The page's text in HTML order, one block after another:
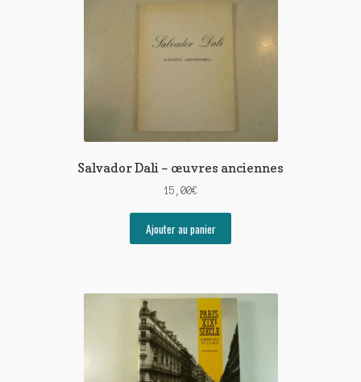
Salvador Dali – œuvres anciennes
15,00€
Ajouter au panier